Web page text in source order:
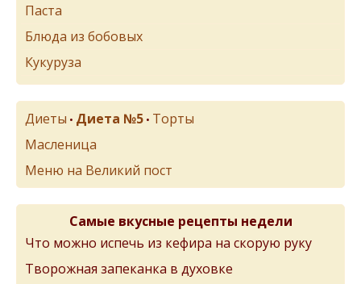
Паста
Блюда из бобовых
Кукуруза
Диеты • Диета №5 • Торты
Масленица
Меню на Великий пост
Самые вкусные рецепты недели
Что можно испечь из кефира на скорую руку
Творожная запеканка в духовке